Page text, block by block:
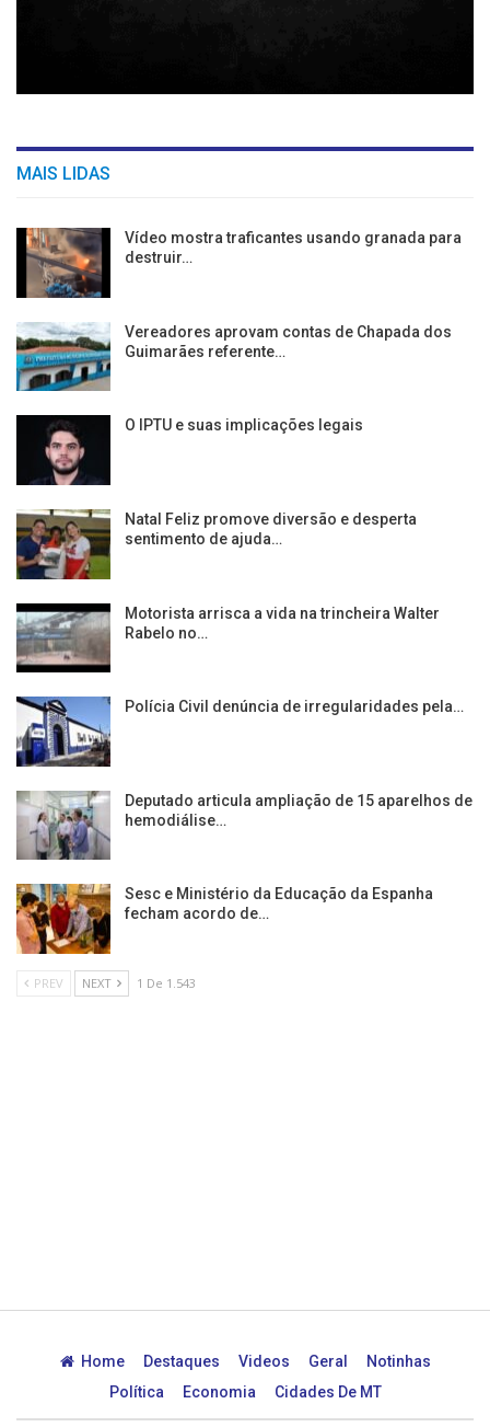
MAIS LIDAS
Vídeo mostra traficantes usando granada para
destruir…
Vereadores aprovam contas de Chapada dos
Guimarães referente…
O IPTU e suas implicações legais
Natal Feliz promove diversão e desperta
sentimento de ajuda…
Motorista arrisca a vida na trincheira Walter
Rabelo no…
Polícia Civil denúncia de irregularidades pela…
Deputado articula ampliação de 15 aparelhos de
hemodiálise…
Sesc e Ministério da Educação da Espanha
fecham acordo de…
PREV NEXT 1 De 1.543
Home Destaques Videos Geral
Notinhas
Política
Economia Cidades De MT